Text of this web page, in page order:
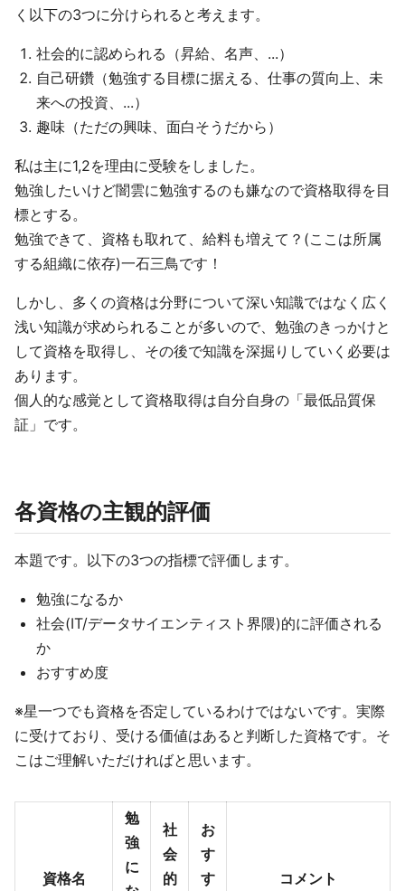
く以下の3つに分けられると考えます。
社会的に認められる（昇給、名声、...）
自己研鑽（勉強する目標に据える、仕事の質向上、未
来への投資、...）
趣味（ただの興味、面白そうだから）
私は主に1,2を理由に受験をしました。
勉強したいけど闇雲に勉強するのも嫌なので資格取得を目
標とする。
勉強できて、資格も取れて、給料も増えて？(ここは所属
する組織に依存)一石三鳥です！
しかし、多くの資格は分野について深い知識ではなく広く
浅い知識が求められることが多いので、勉強のきっかけと
して資格を取得し、その後で知識を深掘りしていく必要は
あります。
個人的な感覚として資格取得は自分自身の「最低品質保
証」です。
各資格の主観的評価
本題です。以下の3つの指標で評価します。
勉強になるか
社会(IT/データサイエンティスト界隈)的に評価される
か
おすすめ度
※星一つでも資格を否定しているわけではないです。実際
に受けており、受ける価値はあると判断した資格です。そ
こはご理解いただければと思います。
資格名
勉
強
に
社
会
的
お
す
す
コメント